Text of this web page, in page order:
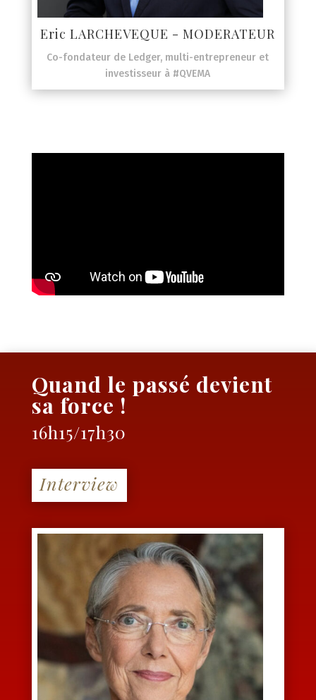
Eric LARCHEVEQUE - MODERATEUR
Co-fondateur de Ledger, multi-entrepreneur et
investisseur à #QVEMA
Quand le passé devient
sa force !
16h15/17h30
Interview